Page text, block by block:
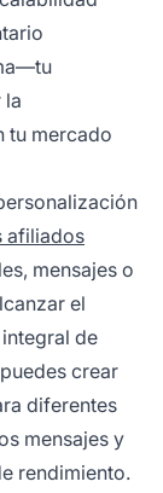
la
tu mercado
afiliados
mensajes o
el
de
crear
diferentes
mensajes y
rendimiento.